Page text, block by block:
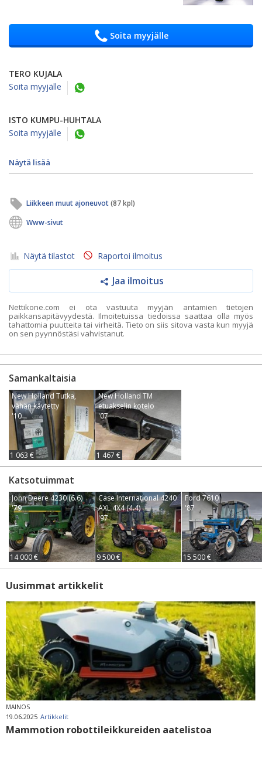
Soita myyjälle
TERO KUJALA
Soita myyjälle
ISTO KUMPU-HUHTALA
Soita myyjälle
Näytä lisää
Liikkeen muut ajoneuvot(87 kpl)
Www-sivut
Näytä tilastot Raportoi ilmoitus
Jaa ilmoitus
Nettikone.com ei ota vastuuta myyjän antamien tietojen
paikkansapitävyydestä. Ilmoitetuissa tiedoissa saattaa olla myös
tahattomia puutteita tai virheitä. Tieto on siis sitova vasta kun myyjä
on sen pyynnöstäsi vahvistanut.
Samankaltaisia
New Holland Tutka,
vähän käytetty
'10
1 063 €
New Holland TM
etuakselin kotelo
'07
1 467 €
Katsotuimmat
John Deere 4230 (6.6)
'79
14 000 €
Case International 4240
AXL 4X4 (4.4)
'97
9 500 €
Ford 7610
'87
15 500 €
Uusimmat artikkelit
MAINOS
19.06.2025 Artikkelit
Mammotion robottileikkureiden aatelistoa